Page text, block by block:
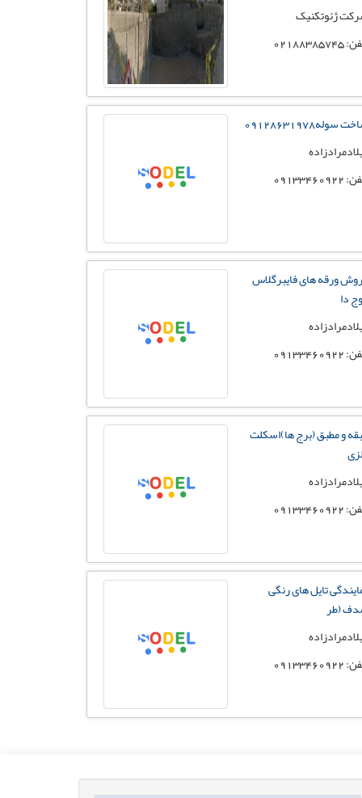
ژئوتکنیک
سوله09128631978
ورقه های فایبرگلاس
دا
و مطبق (برج ها)اسکلت
تایل های رنگی
(طر